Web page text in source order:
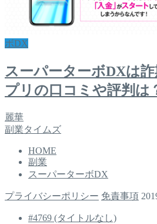
ボDX
スーパーターボDXは
プリの口コミや評判は
麗華
副業タイムズ
HOME
副業
スーパーターボDX
プライバシーポリシー 免責事項
#4769 (タイトルなし)